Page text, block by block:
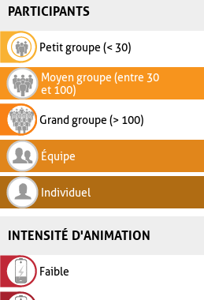
PARTICIPANTS
Petit groupe (< 30)
Moyen groupe (entre 30
et 100)
Grand groupe (> 100)
Équipe
Individuel
INTENSITÉ D'ANIMATION
Faible